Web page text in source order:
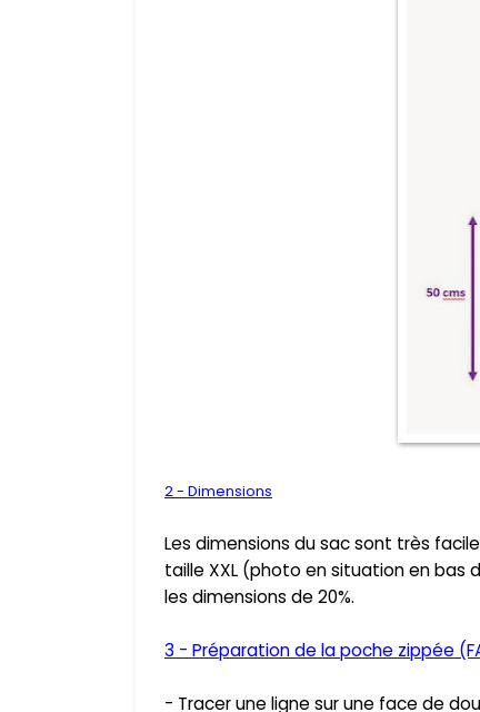
2 - Dimensions
Les dimensions du sac sont très
taille XXL (photo en situation en bas
les dimensions de 20%.
3 - Préparation de la poche zippée
- Tracer une ligne sur une face de